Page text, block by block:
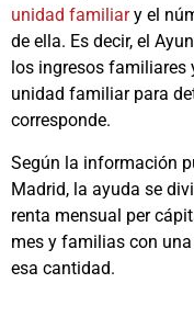
unidad familiary el
de ella. Es decir, el
los ingresos familiares
unidad familiar para
corresponde.
Según la información
Madrid, la ayuda se
renta mensual per
mes y familias con
esa cantidad.